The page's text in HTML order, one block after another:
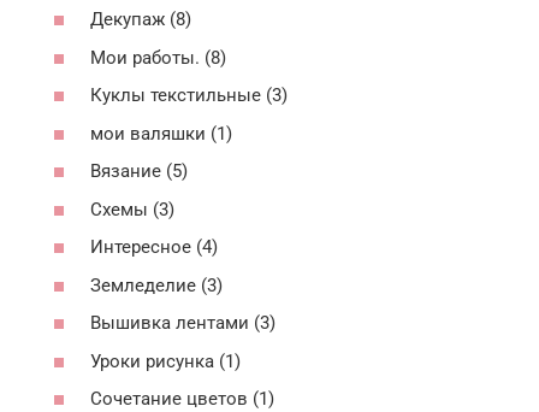
Декупаж (8)
Мои работы. (8)
Куклы текстильные (3)
мои валяшки (1)
Вязание (5)
Схемы (3)
Интересное (4)
Земледелие (3)
Вышивка лентами (3)
Уроки рисунка (1)
Сочетание цветов (1)